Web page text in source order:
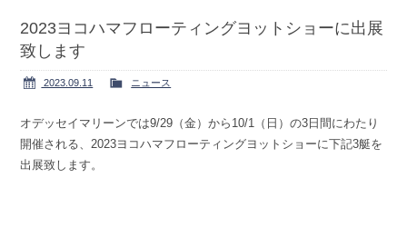
2023ヨコハマフローティングヨットショーに出展
致します
2023.09.11 ニュース
オデッセイマリーンでは9/29（金）から10/1（日）の3日間にわたり
開催される、2023ヨコハマフローティングヨットショーに下記3艇を
出展致します。